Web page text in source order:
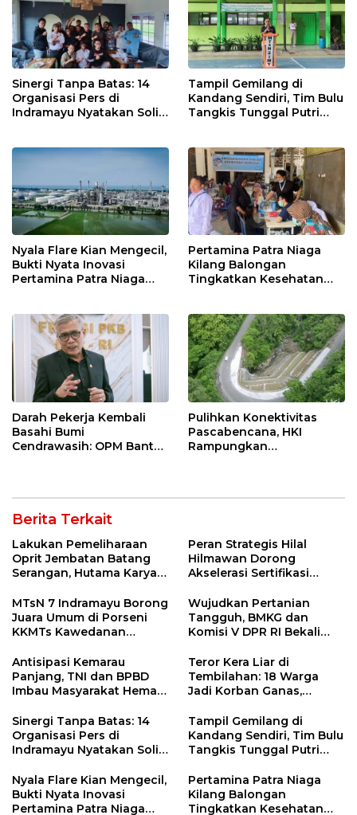
Sinergi Tanpa Batas: 14
Organisasi Pers di
Indramayu Nyatakan Solid
Tampil Gemilang di
Kandang Sendiri, Tim Bulu
Tangkis Tunggal Putri
Jatibarang 2026
Nyala Flare Kian Mengecil,
Bukti Nyata Inovasi
Pertamina Patra Niaga
Pertamina Patra Niaga
Kilang Balongan
Tingkatkan Kesehatan
Rutin dan Edukasi
Perawatan Gigi
Darah Pekerja Kembali
Basahi Bumi
Cendrawasih: OPM Bantai
Pulihkan Konektivitas
Pascabencana, HKI
Rampungkan
Berita Terkait
Lakukan Pemeliharaan
Oprit Jembatan Batang
Serangan, Hutama Karya
55 Tol Binjai–Langsa
Peran Strategis Hilal
Hilmawan Dorong
Akselerasi Sertifikasi
Entaskan Kemiskinan di
Indramayu
MTsN 7 Indramayu Borong
Juara Umum di Porseni
KKMTs Kawedanan
Wujudkan Pertanian
Tangguh, BMKG dan
Komisi V DPR RI Bekali
Sekolah Lapang Iklim
Antisipasi Kemarau
Panjang, TNI dan BPBD
Imbau Masyarakat Hemat
Kebakaran
Teror Kera Liar di
Tembilahan: 18 Warga
Jadi Korban Ganas,
12 Jahitan!
Sinergi Tanpa Batas: 14
Organisasi Pers di
Indramayu Nyatakan Solid
Tampil Gemilang di
Kandang Sendiri, Tim Bulu
Tangkis Tunggal Putri
Juara Porseni KKMTs
Jatibarang 2026
Nyala Flare Kian Mengecil,
Bukti Nyata Inovasi
Pertamina Patra Niaga
Pertamina Patra Niaga
Kilang Balongan
Tingkatkan Kesehatan